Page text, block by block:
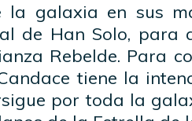
la galaxia en sus
de Han Solo, para
Rebelde. Para
tiene la
por toda la